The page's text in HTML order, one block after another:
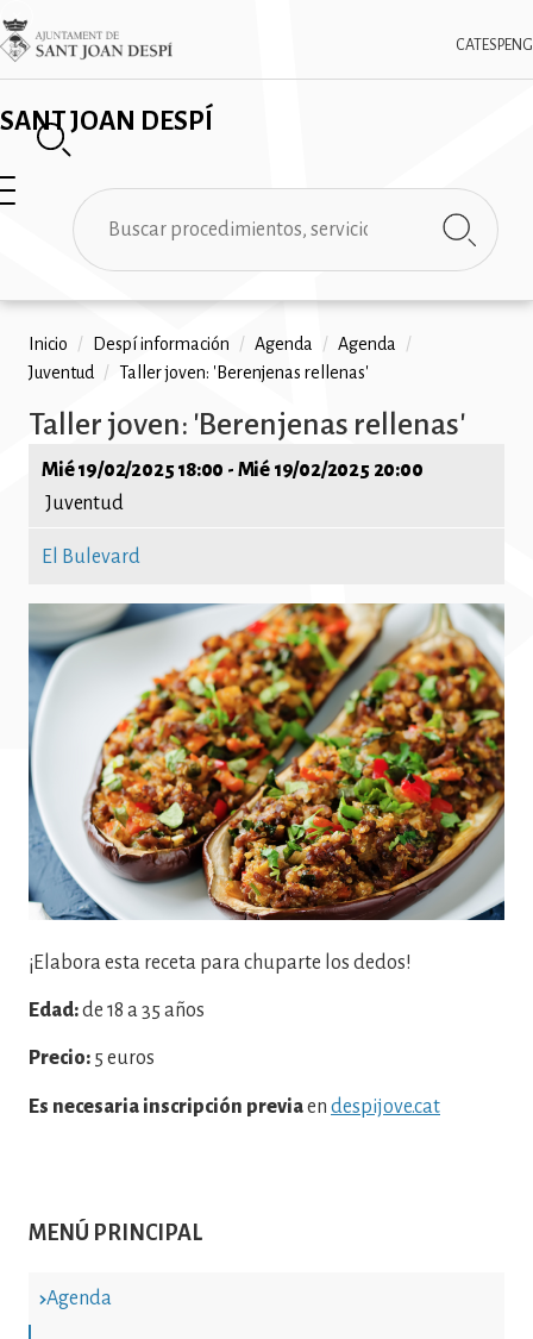
Pasar
al
contenido
SANT JOAN DESPÍ
CAT ESPENG
Imatge
✕
Buscar
MENÚ PRINCIPAL
Agenda
Ruta
de
navegación
Inicio / Despí información / Agenda / Agenda
/
Juventud
/ Taller joven: 'Berenjenas rellenas'
Taller joven: 'Berenjenas rellenas'
Mié 19/02/2025 18:00 - Mié 19/02/2025 20:00
Juventud
El Bulevard
¡Elabora esta receta para chuparte los dedos!
Edad:de 18 a 35 años
Precio: 5 euros
Es necesaria inscripción previaen despijove.cat